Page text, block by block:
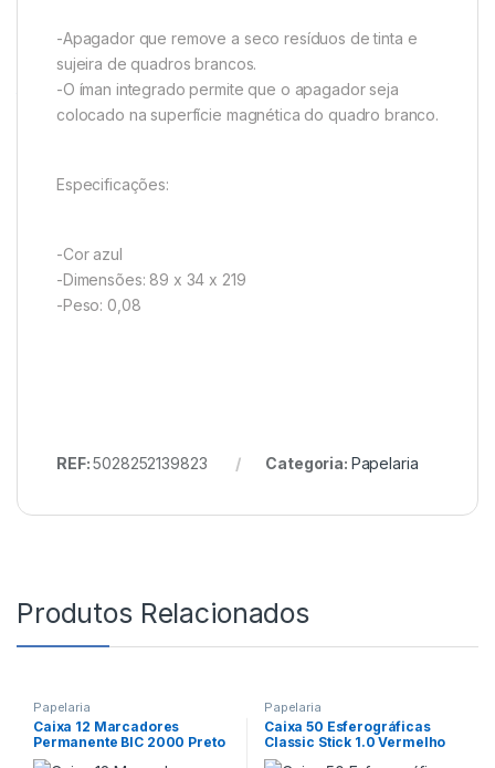
-Apagador que remove a seco resíduos de tinta e
sujeira de quadros brancos.
-O íman integrado permite que o apagador seja
colocado na superfície magnética do quadro branco.
Especificações:
-Cor azul
-Dimensões: 89 x 34 x 219
-Peso: 0,08
REF:5028252139823 Categoria: Papelaria
Produtos Relacionados
Papelaria
Caixa 12 Marcadores
Permanente BIC 2000 Preto
Papelaria
Caixa 50 Esferográficas
Classic Stick 1.0 Vermelho
Erichkrause